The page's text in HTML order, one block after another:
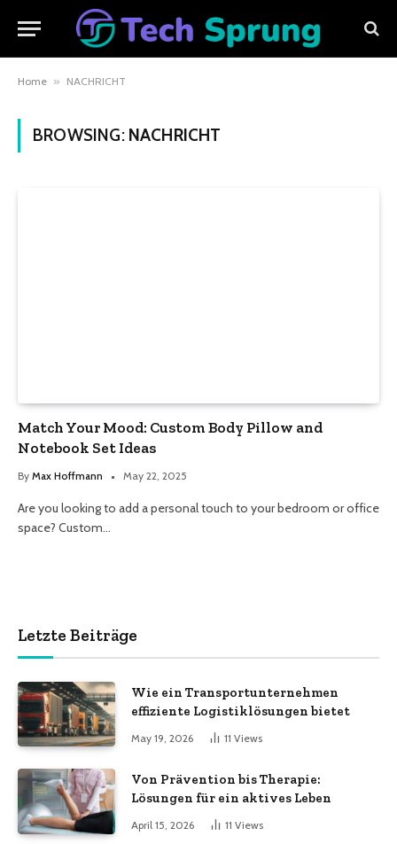
Home » NACHRICHT
BROWSING: NACHRICHT
Match Your Mood: Custom Body Pillow and
Notebook Set Ideas
By Max Hoffmann May 22, 2025
Are you looking to add a personal touch to your bedroom or office
space? Custom…
Letzte Beiträge
Wie ein Transportunternehmen
effiziente Logistiklösungen bietet
May 19, 2026 11 Views
Von Prävention bis Therapie:
Lösungen für ein aktives Leben
April 15, 2026 11 Views